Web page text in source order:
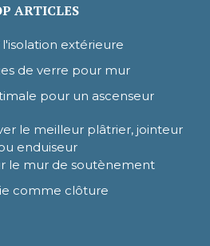
ARTICLES
l'isolation extérieure
de verre pour mur
pour un ascenseur
le meilleur plâtrier, jointeur
enduiseur
le mur de soutènement
comme clôture